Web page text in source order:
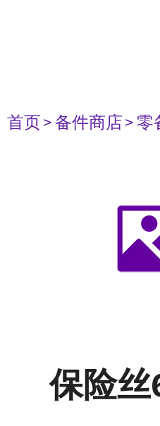
首页> 备件商店> 零
保险丝